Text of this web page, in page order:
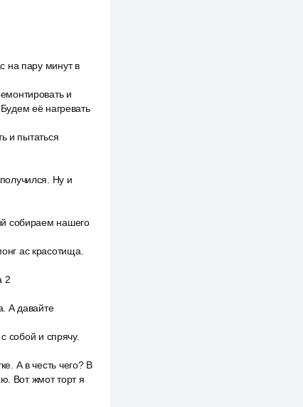
на пару минут в
и
её нагревать
и пытаться
Ну и
собираем нашего
ас красотища.
2
А давайте
собой и спрячу.
А в честь чего? В
Вот жмот торт я